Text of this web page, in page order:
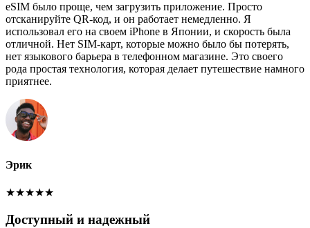
eSIM было проще, чем загрузить приложение. Просто
отсканируйте QR-код, и он работает немедленно. Я
использовал его на своем iPhone в Японии, и скорость была
отличной. Нет SIM-карт, которые можно было бы потерять,
нет языкового барьера в телефонном магазине. Это своего
рода простая технология, которая делает путешествие намного
приятнее.
Эрик
★★★★★
Доступный и надежный